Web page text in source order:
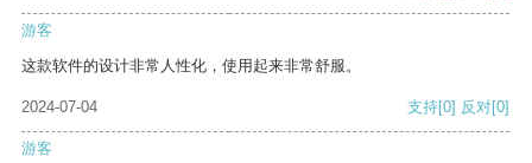
游客
这款软件的设计非常人性化，使用起来非常舒服。
2024-07-04 支持[0] 反对[0]
游客